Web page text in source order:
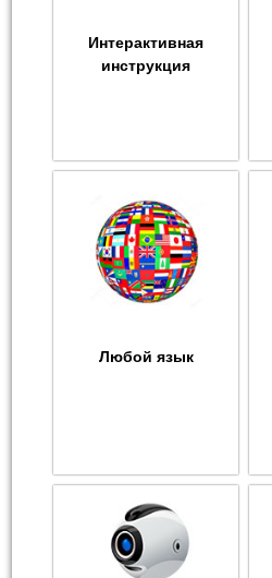
Интерактивная
инструкция
Любой язык